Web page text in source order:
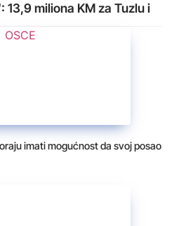
13,9 miliona KM za Tuzlu i
imati mogućnost da svoj posao